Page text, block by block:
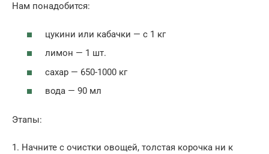
Нам понадобится:
цукини или кабачки — с 1 кг
лимон — 1 шт.
сахар — 650-1000 кг
вода — 90 мл
Этапы:
1. Начните с очистки овощей, толстая корочка ни к